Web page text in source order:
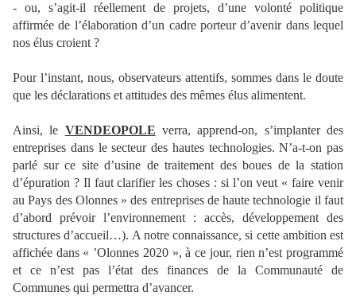
- ou, s’agit-il réellement de projets, d’une volonté politique
affirmée de l’élaboration d’un cadre porteur d’avenir dans lequel
nos élus croient ?
Pour l’instant, nous, observateurs attentifs, sommes dans le doute
que les déclarations et attitudes des mêmes élus alimentent.
Ainsi, le VENDEOPOLE verra, apprend-on, s’implanter des
entreprises dans le secteur des hautes technologies. N’a-t-on pas
parlé sur ce site d’usine de traitement des boues de la station
d’épuration ? Il faut clarifier les choses : si l’on veut « faire venir
au Pays des Olonnes » des entreprises de haute technologie il faut
d’abord prévoir l’environnement : accès, développement des
structures d’accueil…). A notre connaissance, si cette ambition est
affichée dans « ’Olonnes 2020 », à ce jour, rien n’est programmé
et ce n’est pas l’état des finances de la Communauté de
Communes qui permettra d’avancer.